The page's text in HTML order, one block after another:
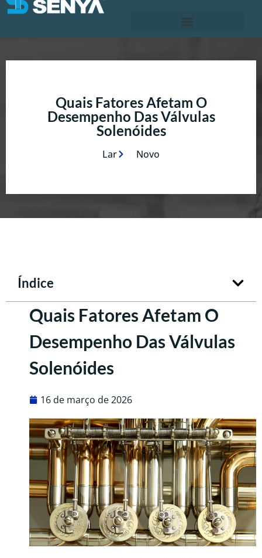
Quais Fatores Afetam O
Desempenho Das Válvulas
Solenóides
Lar Novo
Índice
Quais Fatores Afetam O
Desempenho Das Válvulas
Solenóides
16 de março de 2026